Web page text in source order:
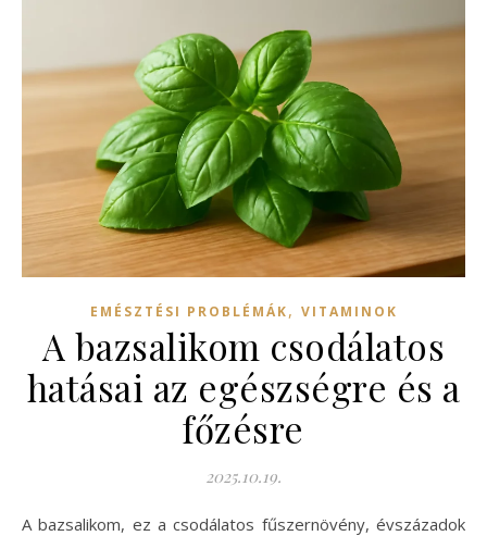
EMÉSZTÉSI PROBLÉMÁK, VITAMINOK
A bazsalikom csodálatos
hatásai az egészségre és a
főzésre
2025.10.19.
A bazsalikom, ez a csodálatos fűszernövény, évszázadok